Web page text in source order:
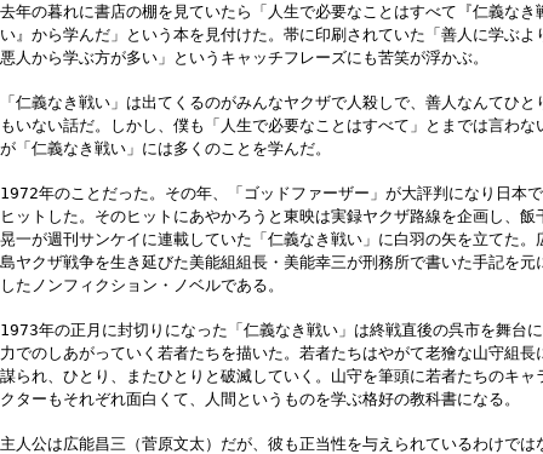
去年の暮れに書店の棚を見ていたら「人生で必要なことはすべて『仁義なき
い』から学んだ」という本を見付けた。帯に印刷されていた「善人に学ぶよ
悪人から学ぶ方が多い」というキャッチフレーズにも苦笑が浮かぶ。
「仁義なき戦い」は出てくるのがみんなヤクザで人殺しで、善人なんてひと
もいない話だ。しかし、僕も「人生で必要なことはすべて」とまでは言わな
が「仁義なき戦い」には多くのことを学んだ。
1972年のことだった。その年、「ゴッドファーザー」が大評判になり日本
ヒットした。そのヒットにあやかろうと東映は実録ヤクザ路線を企画し、飯
晃一が週刊サンケイに連載していた「仁義なき戦い」に白羽の矢を立てた。
島ヤクザ戦争を生き延びた美能組組長・美能幸三が刑務所で書いた手記を元
したノンフィクション・ノベルである。
1973年の正月に封切りになった「仁義なき戦い」は終戦直後の呉市を舞台
力でのしあがっていく若者たちを描いた。若者たちはやがて老獪な山守組長
謀られ、ひとり、またひとりと破滅していく。山守を筆頭に若者たちのキャ
クターもそれぞれ面白くて、人間というものを学ぶ格好の教科書になる。
主人公は広能昌三（菅原文太）だが、彼も正当性を与えられているわけでは